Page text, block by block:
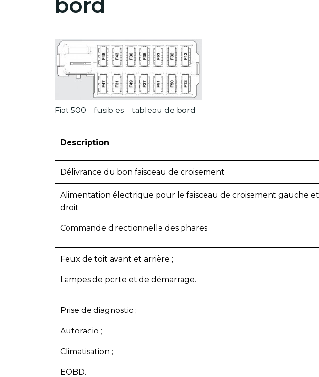
bord
Fiat 500 – fusibles – tableau de bord
Description
Délivrance du bon faisceau de croisement
Alimentation électrique pour le faisceau de croisement gauche et
droit
Commande directionnelle des phares
Feux de toit avant et arrière ;
Lampes de porte et de démarrage.
Prise de diagnostic ;
Autoradio ;
Climatisation ;
EOBD.